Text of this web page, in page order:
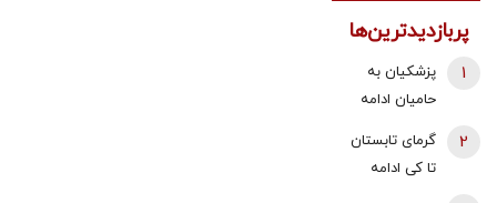
پربازدیدترین‌ها
پزشکیان به
حامیان ادامه
جنگ:
همین‌جوری
نگویید بزن/
1
گرمای تابستان
تا کی ادامه
2